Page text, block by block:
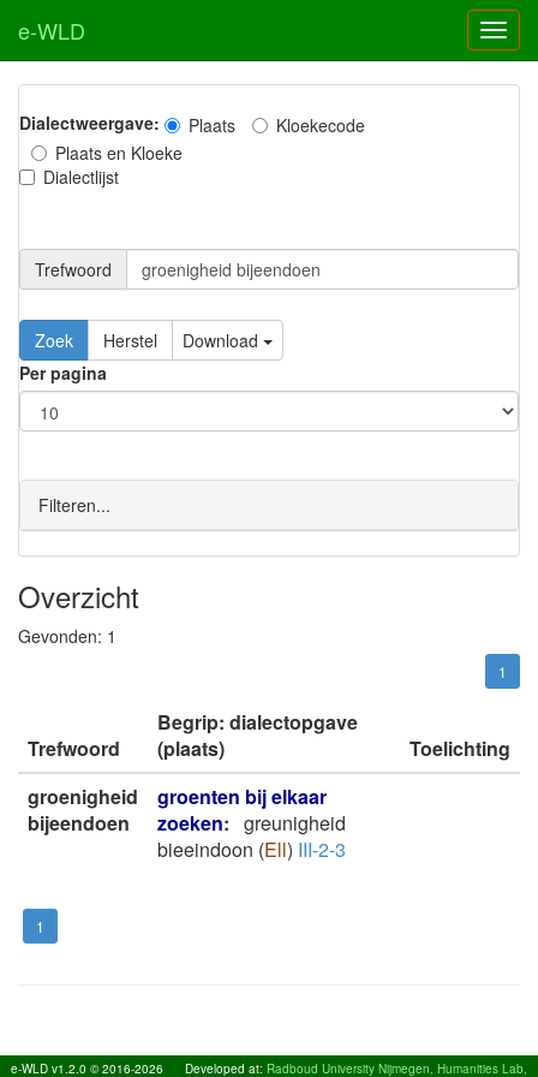
e-WLD
Dialectweergave: Plaats
Kloekecode
Plaats en Kloeke
Dialectlijst
Trefwoord
Download
Per pagina
Filteren...
Overzicht
Gevonden: 1
1
Trefwoord
Begrip: dialectopgave
(plaats)
Toelichting
groenigheid
bijeendoen
groenten bij elkaar
zoeken: greunigheid
bieeindoon (Ell) III-2-3
1
e-WLD v1.2.0 © 2016-2026 Developed at: Radboud University Nijmegen, Humanities Lab,